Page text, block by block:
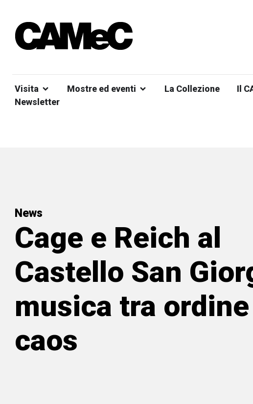
Visita Mostre ed eventi La Collezione Il
Newsletter
News
Cage e Reich al
Castello San
musica tra
caos